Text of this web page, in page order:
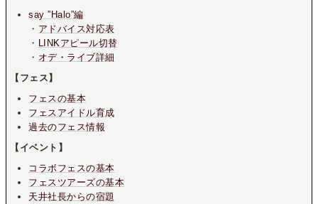
say ”Halo”編
・ アドバイス対応表
・ LINKアピール切替
・ オデ・ライブ詳細
【フェス】
フェスの基本
フェスアイドル育成
過去のフェス情報
【イベント】
コラボフェスの基本
フェスツアーズの基本
天井社長からの宿題